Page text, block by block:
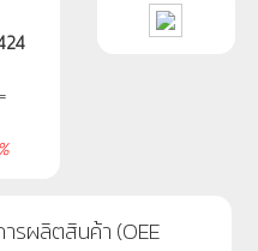
รผลิตสินค้า (OEE